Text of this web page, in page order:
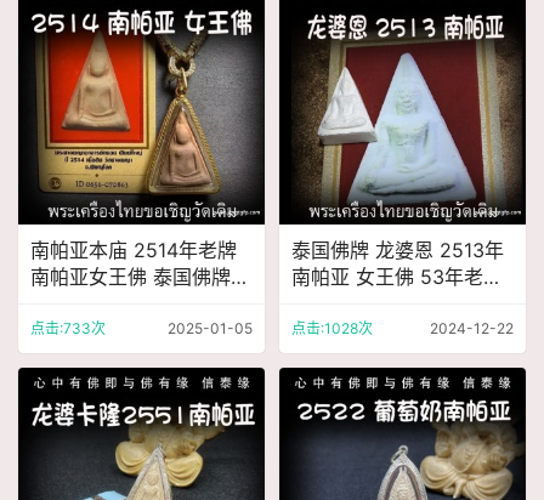
南帕亚本庙 2514年老牌
南帕亚女王佛 泰国佛牌
运增魅力
点击:733次 2025-01-05
泰国佛牌 龙婆恩 2513年
南帕亚 女王佛 53年老牌
外壳 带鉴定卡
点击:1028次 2024-12-22